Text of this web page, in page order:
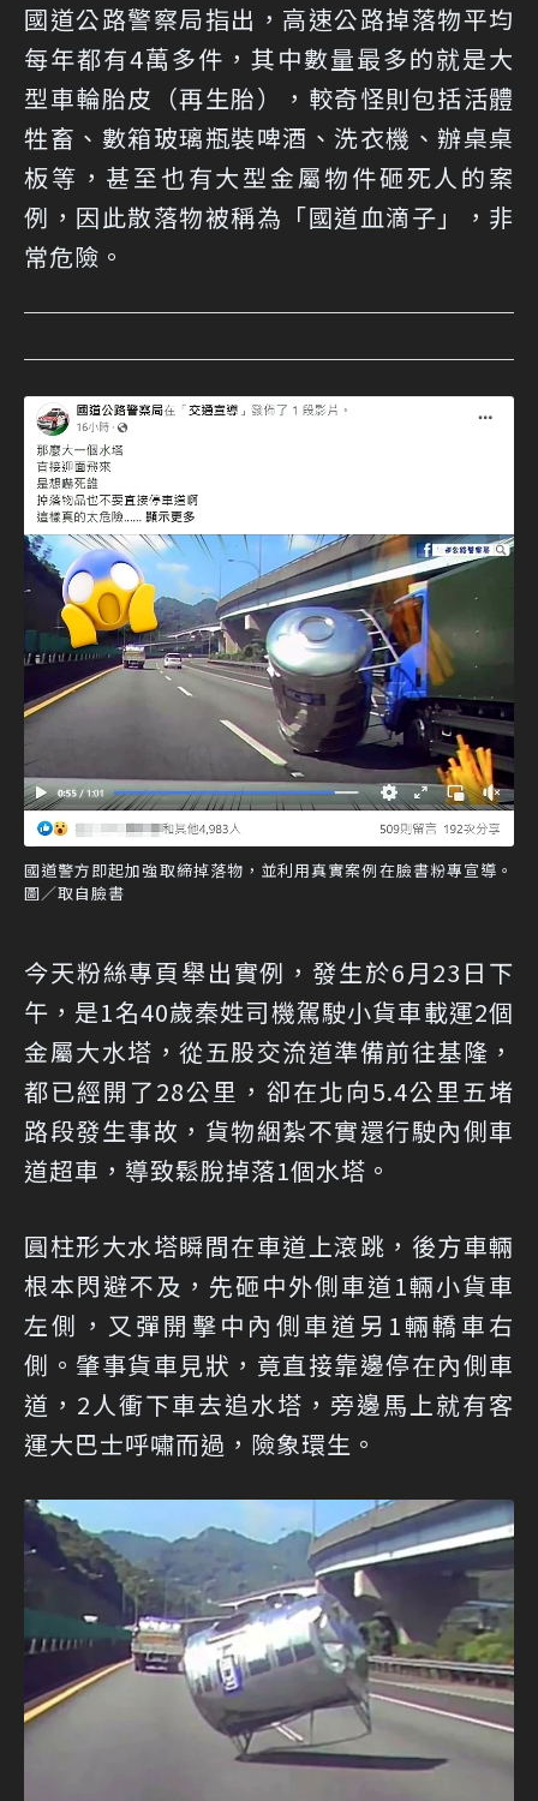
國道公路警察局指出，高速公路掉落物平均
每年都有4萬多件，其中數量最多的就是大
型車輪胎皮（再生胎），較奇怪則包括活體
牲畜、數箱玻璃瓶裝啤酒、洗衣機、辦桌桌
板等，甚至也有大型金屬物件砸死人的案
例，因此散落物被稱為「國道血滴子」，非
常危險。
國道警方即起加強取締掉落物，並利用真實案例在臉書粉專宣導。
圖／取自臉書
今天粉絲專頁舉出實例，發生於6月23日下
午，是1名40歲秦姓司機駕駛小貨車載運2個
金屬大水塔，從五股交流道準備前往基隆，
都已經開了28公里，卻在北向5.4公里五堵
路段發生事故，貨物綑紮不實還行駛內側車
道超車，導致鬆脫掉落1個水塔。
圓柱形大水塔瞬間在車道上滾跳，後方車輛
根本閃避不及，先砸中外側車道1輛小貨車
左側，又彈開擊中內側車道另1輛轎車右
側。肇事貨車見狀，竟直接靠邊停在內側車
道，2人衝下車去追水塔，旁邊馬上就有客
運大巴士呼嘯而過，險象環生。